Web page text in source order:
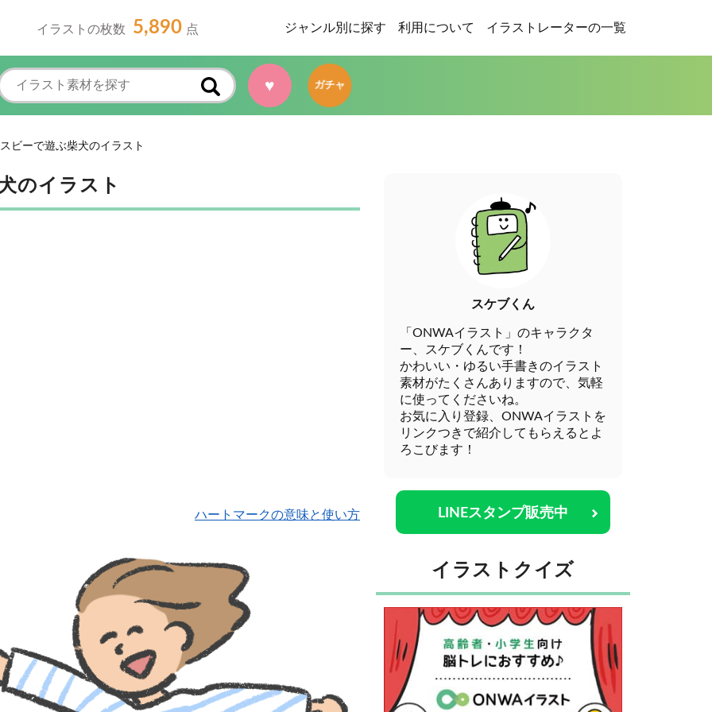
イラストの枚数 5,890 点 ジャンル別に探す 利用について イラストレーターの一覧
♥ ガチャ
ビーで遊ぶ柴犬のイラスト
のイラスト
ハートマークの意味と使い方
スケブくん
「ONWAイラスト」のキャラクタ
ー、スケブくんです！
かわいい・ゆるい手書きのイラスト
素材がたくさんありますので、気軽
に使ってくださいね。
お気に入り登録、ONWAイラストを
リンクつきで紹介してもらえるとよ
ろこびます！
LINEスタンプ販売中
イラストクイズ